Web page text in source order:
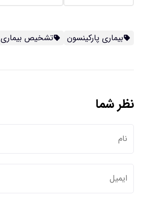
بیماری پارکینسون تشخیص بیماری
نظر شما